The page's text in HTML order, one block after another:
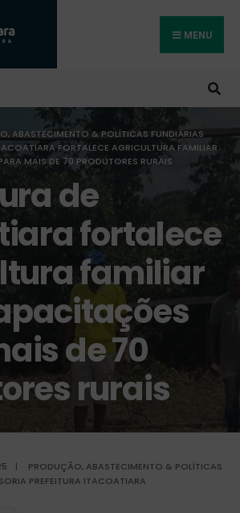
MENU
ABASTECIMENTO & POLÍTICAS FUNDIÁRIAS
FORTALECE AGRICULTURA FAMILIAR
MAIS DE 70 PRODUTORES RURAIS
de
fortalece
familiar
de 70
rurais
|
PRODUÇÃO, ABASTECIMENTO & POLÍTICAS
PREFEITURA ITACOATIARA